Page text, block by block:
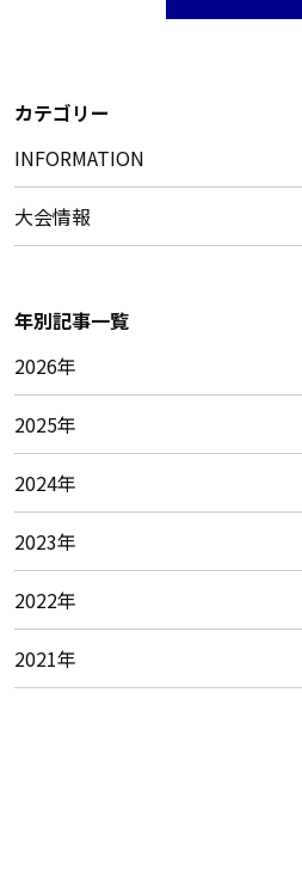
カテゴリー
INFORMATION
大会情報
年別記事一覧
2026年
2025年
2024年
2023年
2022年
2021年